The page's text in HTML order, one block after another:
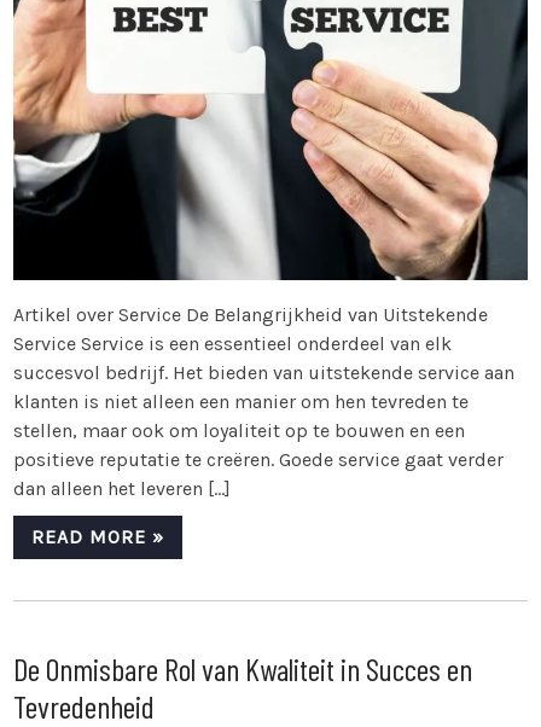
Artikel over Service De Belangrijkheid van Uitstekende
Service Service is een essentieel onderdeel van elk
succesvol bedrijf. Het bieden van uitstekende service aan
klanten is niet alleen een manier om hen tevreden te
stellen, maar ook om loyaliteit op te bouwen en een
positieve reputatie te creëren. Goede service gaat verder
dan alleen het leveren […]
READ MORE »
De Onmisbare Rol van Kwaliteit in Succes en
Tevredenheid